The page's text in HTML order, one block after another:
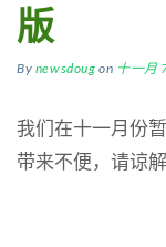
版
By newsdoug on 十一月
我们在十一月份
带来不便，请谅解